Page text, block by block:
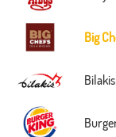
Big
Bilakis